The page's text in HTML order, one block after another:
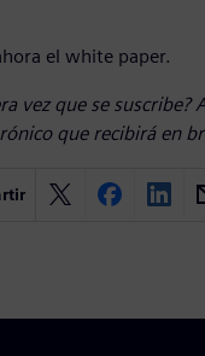
el white paper.
vez que se
que recibirá en